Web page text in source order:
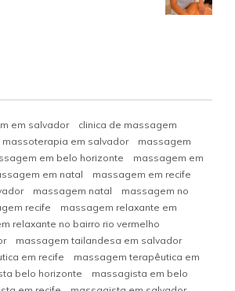
em salvador
clinica de massagem
massoterapia em salvador
massagem
em belo horizonte
massagem em
em natal
massagem em recife
massagem natal
massagem no
recife
massagem relaxante em
relaxante no bairro rio vermelho
massagem tailandesa em salvador
em recife
massagem terapêutica em
belo horizonte
massagista em belo